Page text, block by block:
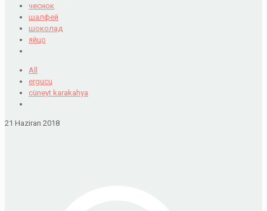
чеснок
шалфей
шоколад
яйцо
All
ergucu
cüneyt karakahya
21 Haziran 2018